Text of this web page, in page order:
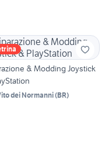
& Modding Joystick
dei Normanni(BR)